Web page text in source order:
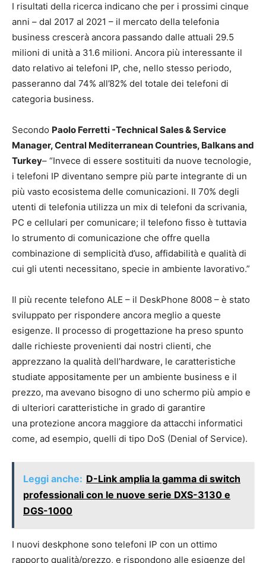
I risultati della ricerca indicano che per i prossimi cinque
anni – dal 2017 al 2021 – il mercato della telefonia
business crescerà ancora passando dalle attuali 29.5
milioni di unità a 31.6 milioni. Ancora più interessante il
dato relativo ai telefoni IP, che, nello stesso periodo,
passeranno dal 74% all’82% del totale dei telefoni di
categoria business.
Secondo Paolo Ferretti -Technical Sales & Service
Manager, Central Mediterranean Countries, Balkans and
Turkey– “Invece di essere sostituiti da nuove tecnologie,
i telefoni IP diventano sempre più parte integrante di un
più vasto ecosistema delle comunicazioni. Il 70% degli
utenti di telefonia utilizza un mix di telefoni da scrivania,
PC e cellulari per comunicare; il telefono fisso è tuttavia
lo strumento di comunicazione che offre quella
combinazione di semplicità d’uso, affidabilità e qualità di
cui gli utenti necessitano, specie in ambiente lavorativo.”
Il più recente telefono ALE – il DeskPhone 8008 – è stato
sviluppato per rispondere ancora meglio a queste
esigenze. Il processo di progettazione ha preso spunto
dalle richieste provenienti dai nostri clienti, che
apprezzano la qualità dell’hardware, le caratteristiche
studiate appositamente per un ambiente business e il
prezzo, ma avevano bisogno di uno schermo più ampio e
di ulteriori caratteristiche in grado di garantire
una protezione ancora maggiore da attacchi informatici
come, ad esempio, quelli di tipo DoS (Denial of Service).
Leggi anche: D-Link amplia la gamma di switch
professionali con le nuove serie DXS-3130 e
DGS-1000
I nuovi deskphone sono telefoni IP con un ottimo
rapporto qualità/prezzo, e rispondono alle esigenze del